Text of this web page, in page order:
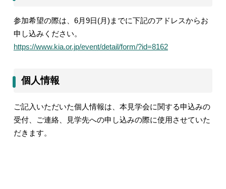
参加希望の際は、 6月9日(月) までに下記のアドレスからお
申し込みください。
https://www.kia.or.jp/event/detail/form/?id=8162
個人情報
ご記入いただいた個人情報は、本見学会に関する申込みの
受付、ご連絡、見学先への申し込みの際に使用させていた
だきます。